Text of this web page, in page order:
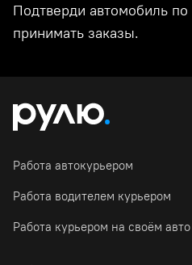
Подтверди автомобиль
принимать заказы.
Работа автокурьером
Работа водителем курьером
Работа курьером на своём авто